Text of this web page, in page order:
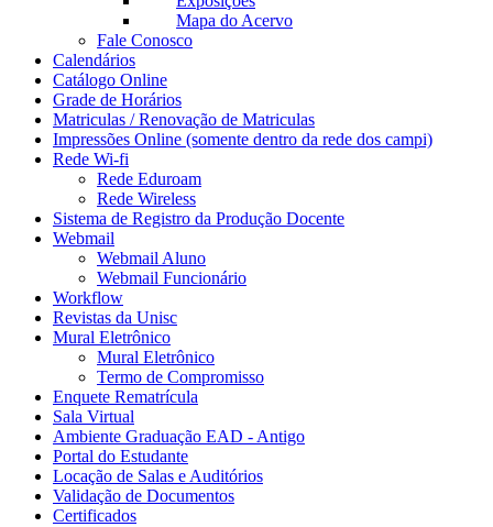
Mapa do Acervo
Fale Conosco
Calendários
Catálogo Online
Grade de Horários
Matriculas / Renovação de Matriculas
Impressões Online (somente dentro da rede dos campi)
Rede Wi-fi
Rede Eduroam
Rede Wireless
Sistema de Registro da Produção Docente
Webmail
Webmail Aluno
Webmail Funcionário
Workflow
Revistas da Unisc
Mural Eletrônico
Mural Eletrônico
Termo de Compromisso
Enquete Rematrícula
Sala Virtual
Ambiente Graduação EAD - Antigo
Portal do Estudante
Locação de Salas e Auditórios
Validação de Documentos
Certificados